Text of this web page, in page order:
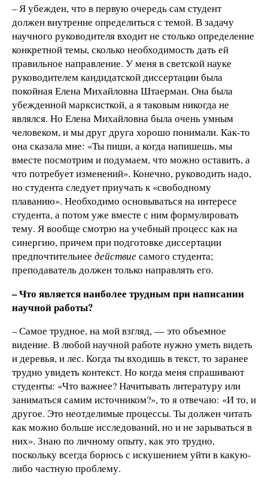
– Я убежден, что в первую очередь сам студент
должен внутренне определиться с темой. В задачу
научного руководителя входит не столько определение
конкретной темы, сколько необходимость дать ей
правильное направление. У меня в светской науке
руководителем кандидатской диссертации была
покойная Елена Михайловна Штаерман. Она была
убежденной марксисткой, а я таковым никогда не
являлся. Но Елена Михайловна была очень умным
человеком, и мы друг друга хорошо понимали. Как-то
она сказала мне: «Ты пиши, а когда напишешь, мы
вместе посмотрим и подумаем, что можно оставить, а
что потребует изменений». Конечно, руководить надо,
но студента следует приучать к «свободному
плаванию». Необходимо основываться на интересе
студента, а потом уже вместе с ним формулировать
тему. Я вообще смотрю на учебный процесс как на
синергию, причем при подготовке диссертации
предпочтительнее действиесамого студента;
преподаватель должен только направлять его.
– Что является наиболее трудным при написании
научной работы?
– Самое трудное, на мой взгляд, — это объемное
видение. В любой научной работе нужно уметь видеть
и деревья, и лес. Когда ты входишь в текст, то заранее
трудно увидеть контекст. Но когда меня спрашивают
студенты: «Что важнее? Начитывать литературу или
заниматься самим источником?», то я отвечаю: «И то, и
другое. Это неотделимые процессы. Ты должен читать
как можно больше исследований, но и не зарываться в
них». Знаю по личному опыту, как это трудно,
поскольку всегда борюсь с искушением уйти в какую-
либо частную проблему.